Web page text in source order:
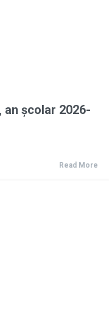
an școlar 2026-
Read More